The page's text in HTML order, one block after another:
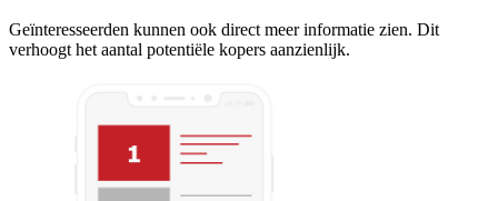
Geïnteresseerden kunnen ook direct meer informatie zien. Dit
verhoogt het aantal potentiële kopers aanzienlijk.